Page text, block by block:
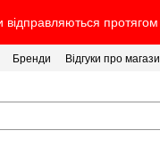
Бренди Відгуки про